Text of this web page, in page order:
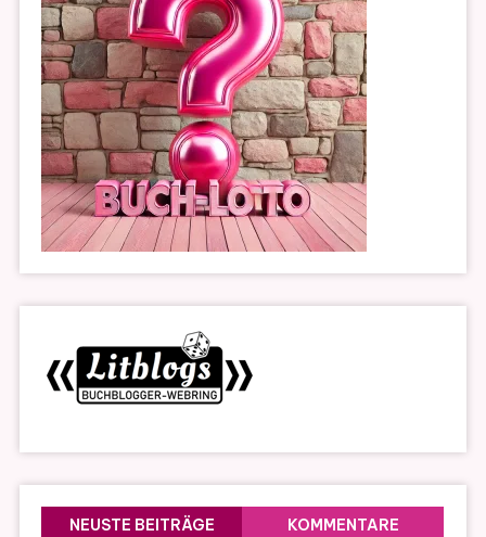
NEUSTE BEITRÄGE KOMMENTARE